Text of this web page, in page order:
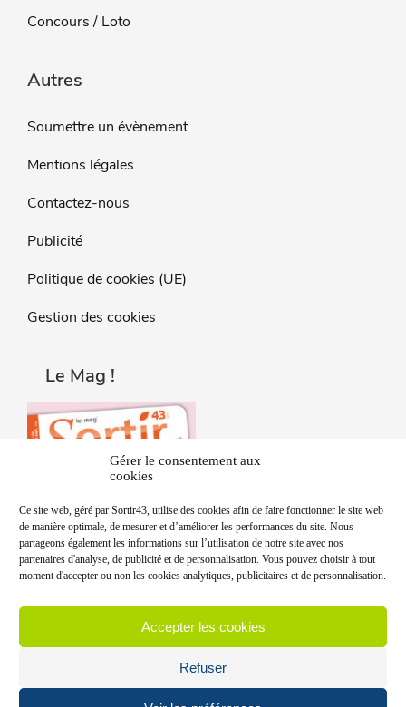
Gérer le consentement aux
cookies
Ce site web, géré par Sortir43, utilise des cookies afin de faire fonctionner le site web
de manière optimale, de mesurer et d’améliorer les performances du site. Nous
partageons également les informations sur l’utilisation de notre site avec nos
partenaires d'analyse, de publicité et de personnalisation. Vous pouvez choisir à tout
moment d'accepter ou non les cookies analytiques, publicitaires et de personnalisation.
Accepter les cookies
Refuser
Concours / Loto
Autres
Soumettre un évènement
Mentions légales
Contactez-nous
Publicité
Politique de cookies (UE)
Gestion des cookies
Le Mag !